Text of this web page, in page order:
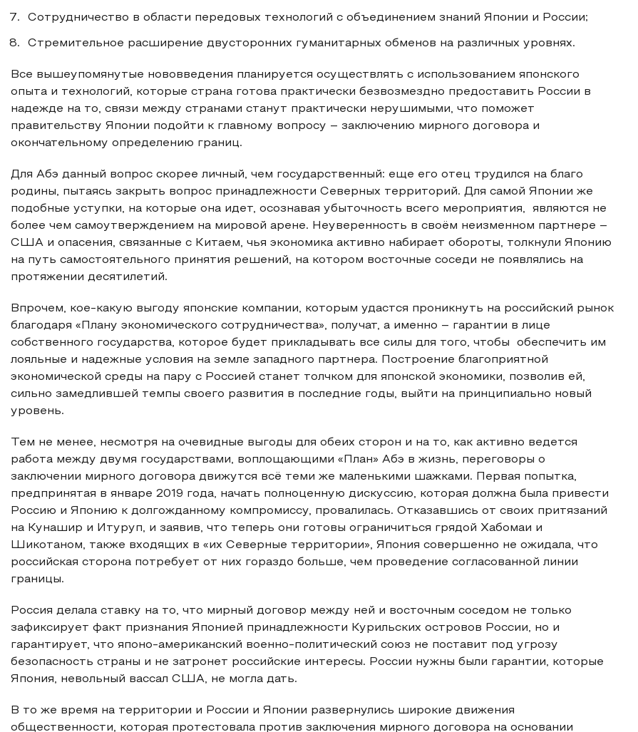
Сотрудничество в области передовых технологий с объединением знаний Японии и России;
Стремительное расширение двусторонних гуманитарных обменов на различных уровнях.
Все вышеупомянутые нововведения планируется осуществлять с использованием японского
опыта и технологий, которые страна готова практически безвозмездно предоставить России в
надежде на то, связи между странами станут практически нерушимыми, что поможет
правительству Японии подойти к главному вопросу – заключению мирного договора и
окончательному определению границ.
Для Абэ данный вопрос скорее личный, чем государственный: еще его отец трудился на благо
родины, пытаясь закрыть вопрос принадлежности Северных территорий. Для самой Японии же
подобные уступки, на которые она идет, осознавая убыточность всего мероприятия, являются не
более чем самоутверждением на мировой арене. Неуверенность в своём неизменном партнере –
США и опасения, связанные с Китаем, чья экономика активно набирает обороты, толкнули Японию
на путь самостоятельного принятия решений, на котором восточные соседи не появлялись на
протяжении десятилетий.
Впрочем, кое-какую выгоду японские компании, которым удастся проникнуть на российский рынок
благодаря «Плану экономического сотрудничества», получат, а именно – гарантии в лице
собственного государства, которое будет прикладывать все силы для того, чтобы обеспечить им
лояльные и надежные условия на земле западного партнера. Построение благоприятной
экономической среды на пару с Россией станет толчком для японской экономики, позволив ей,
сильно замедлившей темпы своего развития в последние годы, выйти на принципиально новый
уровень.
Тем не менее, несмотря на очевидные выгоды для обеих сторон и на то, как активно ведется
работа между двумя государствами, воплощающими «План» Абэ в жизнь, переговоры о
заключении мирного договора движутся всё теми же маленькими шажками. Первая попытка,
предпринятая в январе 2019 года, начать полноценную дискуссию, которая должна была привести
Россию и Японию к долгожданному компромиссу, провалилась. Отказавшись от своих притязаний
на Кунашир и Итуруп, и заявив, что теперь они готовы ограничиться грядой Хабомаи и
Шикотаном, также входящих в «их Северные территории», Япония совершенно не ожидала, что
российская сторона потребует от них гораздо больше, чем проведение согласованной линии
границы.
Россия делала ставку на то, что мирный договор между ней и восточным соседом не только
зафиксирует факт признания Японией принадлежности Курильских островов России, но и
гарантирует, что японо-американский военно-политический союз не поставит под угрозу
безопасность страны и не затронет российские интересы. России нужны были гарантии, которые
Япония, невольный вассал США, не могла дать.
В то же время на территории и России и Японии развернулись широкие движения
общественности, которая протестовала против заключения мирного договора на основании